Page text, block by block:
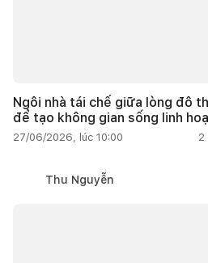
Ngôi nhà tái chế giữa lòng đô
để tạo không gian sống linh
27/06/2026, lúc 10:00 2
Thu Nguyễn